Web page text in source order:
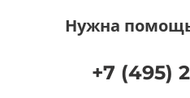
Нужна
+7 (495)